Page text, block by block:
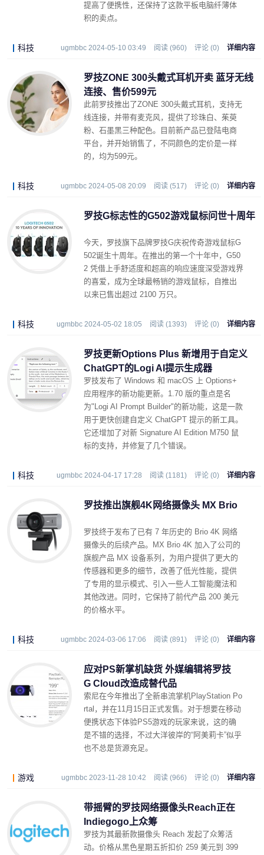
提高了便携性，还保持了这款平板电脑纤薄体
积的卖点。
科技 ugmbbc 2024-05-10 03:49 阅读 (960) 评论 (0) 详细内容
罗技ZONE 300头戴式耳机开卖 蓝牙无线
连接、售价599元
此前罗技推出了ZONE 300头戴式耳机，支持无
线连接，并带有麦克风，提供了珍珠白、茱萸
粉、石墨黑三种配色。目前新产品已登陆电商
平台，并开始销售了，不同颜色的定价是一样
的，均为599元。
科技 ugmbbc 2024-05-08 20:09 阅读 (517) 评论 (0) 详细内容
罗技G标志性的G502游戏鼠标问世十周年
今天，罗技旗下品牌罗技G庆祝传奇游戏鼠标G
502诞生十周年。在推出的第一个十年中，G50
2 凭借上手舒适度和超高的响应速度深受游戏界
的喜爱，成为全球最畅销的游戏鼠标，自推出
以来已售出超过 2100 万只。
科技 ugmbbc 2024-05-02 18:05 阅读 (1393) 评论 (0) 详细内容
罗技更新Options Plus 新增用于自定义
ChatGPT的Logi AI提示生成器
罗技发布了 Windows 和 macOS 上 Options+
应用程序的新功能更新。1.70 版的重点是名
为"Logi AI Prompt Builder"的新功能，这是一款
用于更快创建自定义 ChatGPT 提示的新工具。
它还增加了对新 Signature AI Edition M750 鼠
标的支持，并修复了几个错误。
科技 ugmbbc 2024-04-17 17:28 阅读 (1181) 评论 (0) 详细内容
罗技推出旗舰4K网络摄像头 MX Brio
罗技终于发布了已有 7 年历史的 Brio 4K 网络
摄像头的后续产品。MX Brio 4K 加入了公司的
旗舰产品 MX 设备系列，为用户提供了更大的
传感器和更多的细节，改善了低光性能，提供
了专用的显示模式、引入一些人工智能魔法和
其他改进。同时，它保持了前代产品 200 美元
的价格水平。
科技 ugmbbc 2024-03-06 17:06 阅读 (891) 评论 (0) 详细内容
应对PS新掌机缺货 外媒编辑将罗技
G Cloud改造成替代品
索尼在今年推出了全新串流掌机PlayStation Po
rtal，并在11月15日正式发售。对于想要在移动
便携状态下体验PS5游戏的玩家来说，这的确
是不错的选择，不过大洋彼岸的“阿美莉卡”似乎
也不总是货源充足。
游戏 ugmbbc 2023-11-28 10:42 阅读 (966) 评论 (0) 详细内容
带摇臂的罗技网络摄像头Reach正在
Indiegogo上众筹
罗技为其最新款摄像头 Reach 发起了众筹活
动。价格从黑色星期五折扣价 259 美元到 399